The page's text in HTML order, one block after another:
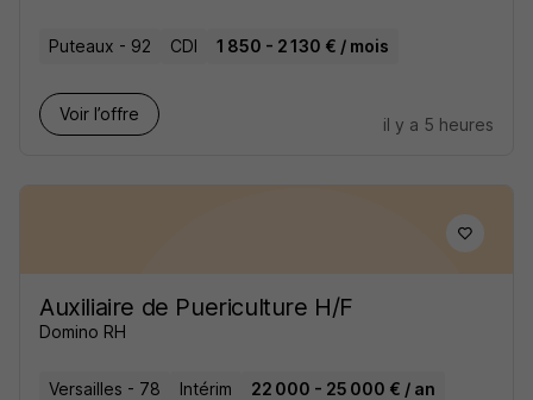
Puteaux - 92 CDI 1 850 - 2 130 € / mois
Voir l’offre
il y a 5 heures
Auxiliaire de Puericulture H/F
Domino RH
Versailles - 78 Intérim
22 000 - 25 000 € / an